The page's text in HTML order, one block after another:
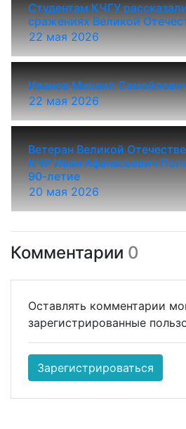
22 мая 2026
Студентам КЧГУ
сражениях Великой
22 мая 2026
Иванов Михаил
20 мая 2026
Ветеран Великой
КЧР Иван Афанасьевич
90-летие
Комментарии 0
Оставлять комментарии
зарегистрированные
Зарегистрироваться